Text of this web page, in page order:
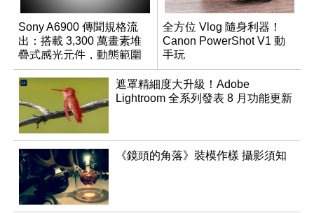
Sony A6900 傳聞規格流
出：搭載 3,300 萬畫素堆
疊式感光元件，動態範圍
超過 15 級
全方位 Vlog 隨身利器！
Canon PowerShot V1 動
手玩
遮罩精細度大升級！Adobe
Lightroom 全系列發表 8 月功能更新
《鏡頭的角落》裝模作樣 攝影須知